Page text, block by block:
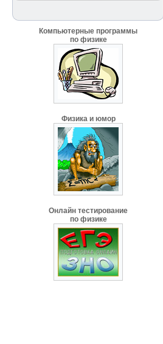
Компьютерные программы
по физике
Физика и юмор
Онлайн тестирование
по физике